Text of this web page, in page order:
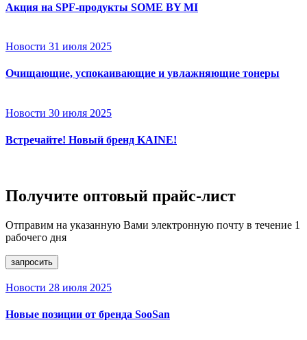
Акция на SPF-продукты SOME BY MI
Новости 31 июля 2025
Очищающие, успокаивающие и увлажняющие тонеры
Новости 30 июля 2025
Встречайте! Новый бренд KAINE!
Получите оптовый прайс-лист
Отправим на указанную Вами электронную почту в течение 1
рабочего дня
запросить
Новости 28 июля 2025
Новые позиции от бренда SooSan